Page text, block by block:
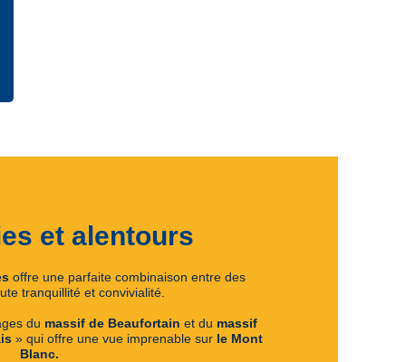
et alentours
offre une parfaite combinaison entre des
tranquillité et convivialité.
du massif de Beaufortain et du massif
» qui offre une vue imprenable sur le Mont
Blanc.